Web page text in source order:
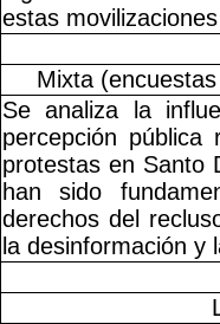
estas
Mixta
Se analiza la
percepción
protestas en Santo
han sido
derechos del
la desinformación y